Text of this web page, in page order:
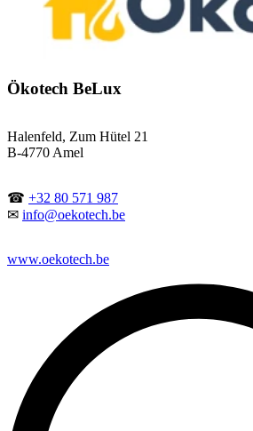
Ökotech BeLux
Halenfeld, Zum Hütel 21
B-4770 Amel
☎ +32 80 571 987
✉ info@oekotech.be
www.oekotech.be